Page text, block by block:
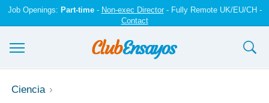
Job Openings: Part-time- Non-exec Director- Fully Remote UK/EU/CH -
Contact
Ensayos y trabajos
Ciencia